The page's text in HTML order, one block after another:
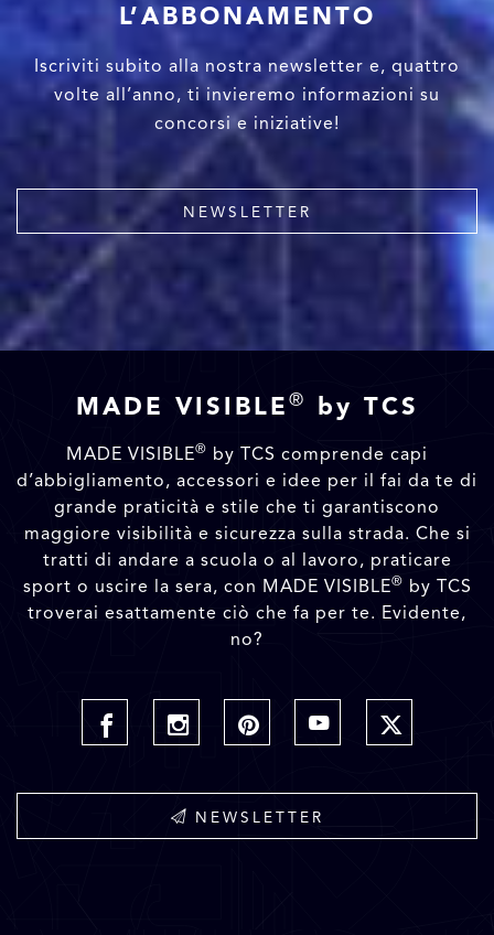
L’ABBONAMENTO
Iscriviti subito alla nostra newsletter e, quattro
volte all’anno, ti invieremo informazioni su
concorsi e iniziative!
NEWSLETTER
MADE VISIBLE ® by TCS
MADE VISIBLE® by TCS comprende capi
d’abbigliamento, accessori e idee per il fai da te di
grande praticità e stile che ti garantiscono
maggiore visibilità e sicurezza sulla strada. Che si
tratti di andare a scuola o al lavoro, praticare
sport o uscire la sera, con MADE VISIBLE® by TCS
troverai esattamente ciò che fa per te. Evidente,
no?
NEWSLETTER